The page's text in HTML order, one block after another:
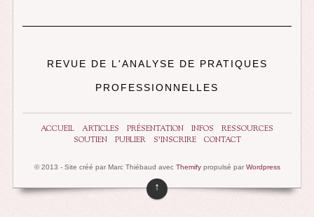
REVUE DE L'ANALYSE DE PRATIQUES
PROFESSIONNELLES
ACCUEIL ARTICLES PRÉSENTATION INFOS
RESSOURCES
SOUTIEN
PUBLIER S’INSCRIRE CONTACT
© 2013 - Site créé par Marc Thiébaud avec Themifypropulsé par Wordpress
↑